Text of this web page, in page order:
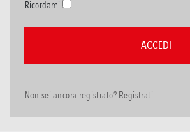
Ricordami
Non sei ancora registrato? Registrati